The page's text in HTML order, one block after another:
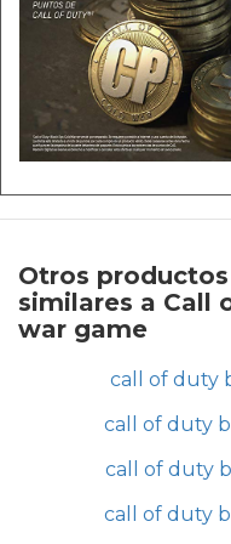
Otros
similares a Call
war game
call of duty
call of duty
call of duty
call of duty